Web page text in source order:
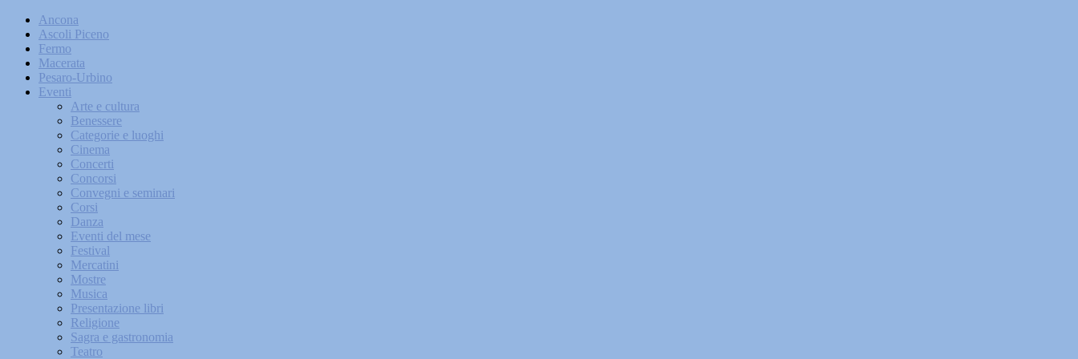
Ancona
Ascoli Piceno
Fermo
Macerata
Pesaro-Urbino
Eventi
Arte e cultura
Benessere
Categorie e luoghi
Cinema
Concerti
Concorsi
Convegni e seminari
Corsi
Danza
Eventi del mese
Festival
Mercatini
Mostre
Musica
Presentazione libri
Religione
Sagra e gastronomia
Teatro